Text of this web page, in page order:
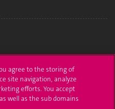
agree to the storing of
site navigation, analyze
efforts. You accept
well as the sub domains